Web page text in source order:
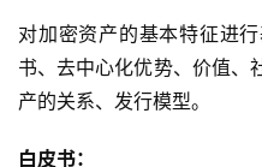
对加密资产的基本特征进
书、去中心化优势、价值、
产的关系、发行模型。
白皮书：